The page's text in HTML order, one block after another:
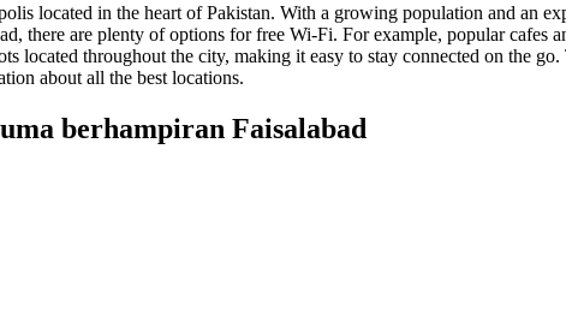
located in the heart of Pakistan. With a growing population and an
there are plenty of options for free Wi-Fi. For example, popular
located throughout the city, making it easy to stay connected on the
about all the best locations.
berhampiran Faisalabad